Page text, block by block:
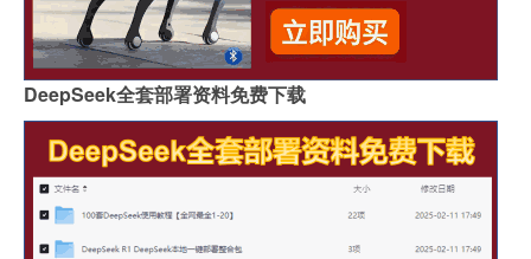
DeepSeek全套部署资料免费下载